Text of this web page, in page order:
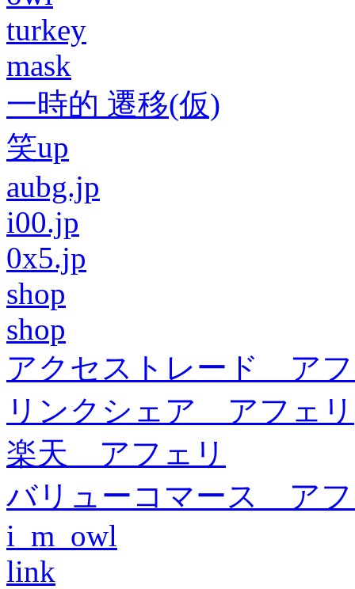
turkey
mask
一時的 遷移(仮)
笑up
aubg.jp
i00.jp
0x5.jp
shop
shop
アクセストレード ア
リンクシェア アフェリ
楽天 アフェリ
バリューコマース ア
i_m_owl
link